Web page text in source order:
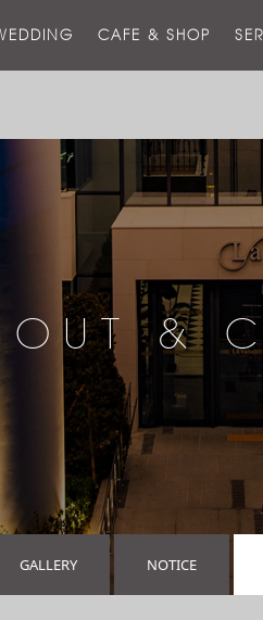
호
CAFE & SHOP
&
GALLERY NOTICE